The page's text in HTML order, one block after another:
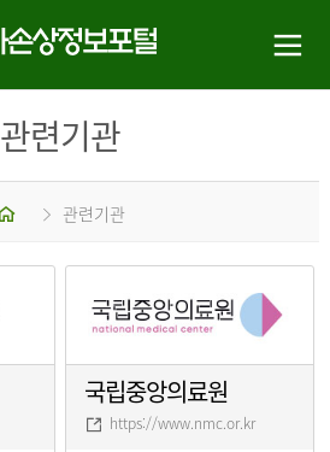
관련기관
홈 관련기관
국립중앙의료원
https://www.nmc.or.kr